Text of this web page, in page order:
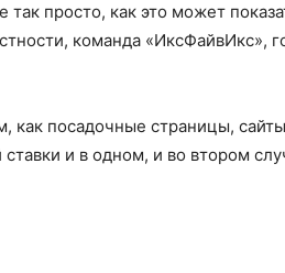
просто, как это может
команда «ИксФайвИкс»,
как посадочные страницы,
и в одном, и во втором